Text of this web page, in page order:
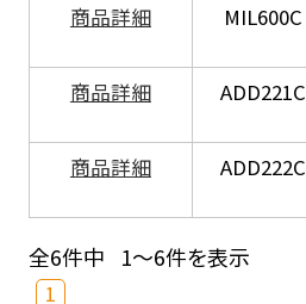
商品詳細
MIL600C
商品詳細
ADD221C
商品詳細
ADD222C
全6件中 1～6件を表示
1